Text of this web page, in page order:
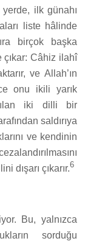
ilk günahı
liste hâlinde
birçok başka
çıkar: Câhiz ilahî
ve Allah’ın
onu ikili yarık
iki dilli bir
saldırıya
ve kendinin
dışarı çıkarır.6
Bu, yalnızca
sorduğu